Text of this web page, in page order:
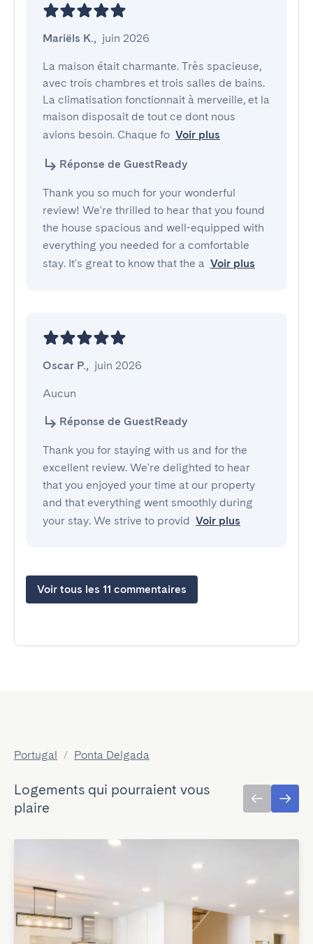
Mariëls K., juin 2026
La maison était charmante. Très spacieuse,
avec trois chambres et trois salles de bains.
La climatisation fonctionnait à merveille, et la
maison disposait de tout ce dont nous
avions besoin. Chaque fo Voir plus
Réponse de GuestReady
Thank you so much for your wonderful
review! We're thrilled to hear that you found
the house spacious and well-equipped with
everything you needed for a comfortable
stay. It's great to know that the a Voir plus
Oscar P., juin 2026
Aucun
Réponse de GuestReady
Thank you for staying with us and for the
excellent review. We're delighted to hear
that you enjoyed your time at our property
and that everything went smoothly during
your stay. We strive to provid Voir plus
Voir tous les 11 commentaires
Portugal / Ponta Delgada
Logements qui pourraient vous
plaire